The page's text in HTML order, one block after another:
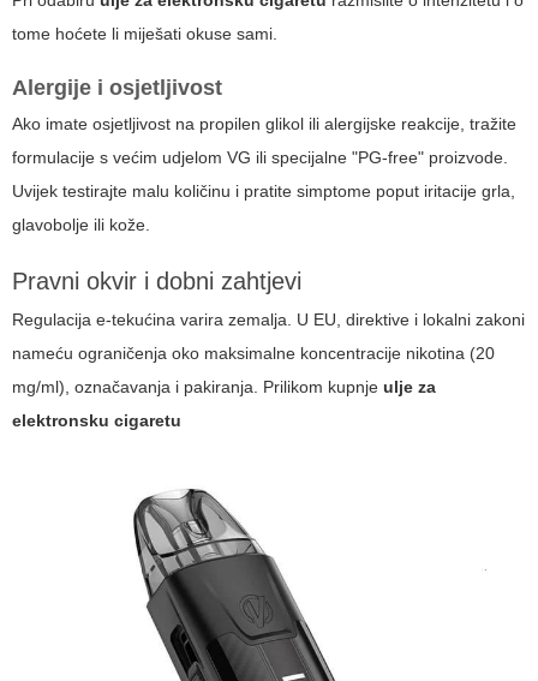
tome hoćete li miješati okuse sami.
Alergije i osjetljivost
Ako imate osjetljivost na propilen glikol ili alergijske reakcije, tražite
formulacije s većim udjelom VG ili specijalne "PG-free" proizvode.
Uvijek testirajte malu količinu i pratite simptome poput iritacije grla,
glavobolje ili kože.
Pravni okvir i dobni zahtjevi
Regulacija e-tekućina varira zemalja. U EU, direktive i lokalni zakoni
nameću ograničenja oko maksimalne koncentracije nikotina (20
mg/ml), označavanja i pakiranja. Prilikom kupnje ulje za
elektronsku cigaretu